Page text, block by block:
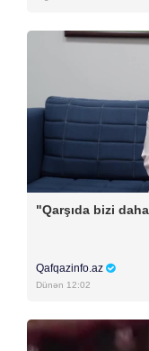
"Qarşıda bizi
Qafqazinfo.az
Dünən 12:02